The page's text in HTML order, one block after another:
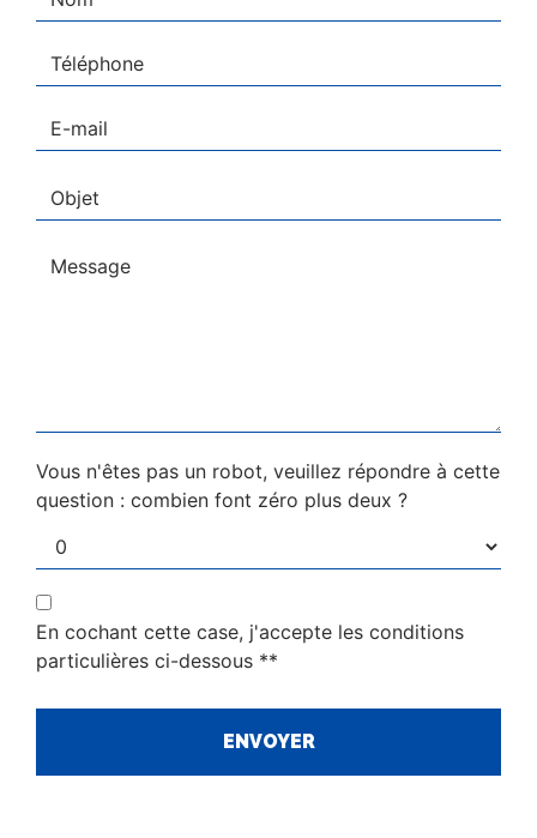
Vous n'êtes pas un robot, veuillez répondre à cette
question : combien font zéro plus deux ?
En cochant cette case, j'accepte les conditions
particulières ci-dessous **
ENVOYER